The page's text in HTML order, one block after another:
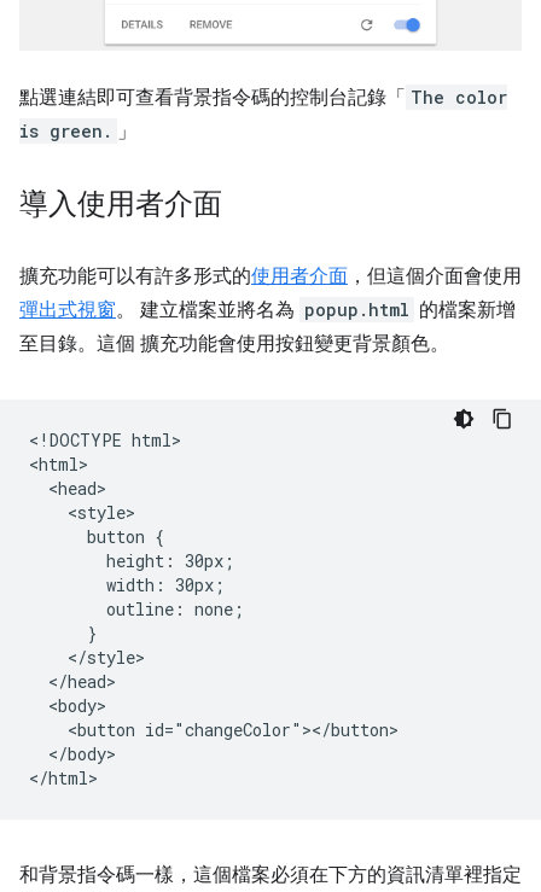
點選連結即可查看背景指令碼的控制台記錄「 The color
is green.
」
導入使用者介面
擴充功能可以有許多形式的使用者介面 ，但這個介面會使用
彈出式視窗。 建立檔案並將名為 popup.html 的檔案新增
至目錄。這個 擴充功能會使用按鈕變更背景顏色。
<!DOCTYPE html>
<html>
  <head>
    <style>
      button {
        height: 30px;
        width: 30px;
        outline: none;
      }
    </style>
  </head>
  <body>
    <button id="changeColor"></button>
  </body>
和背景指令碼一樣，這個檔案必須在下方的資訊清單裡指定